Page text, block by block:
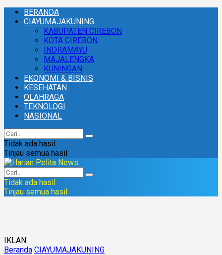
BERANDA
CIAYUMAJAKUNING
KABUPATEN CIREBON
KOTA CIREBON
INDRAMAYU
MAJALENGKA
KUNINGAN
EKONOMI & BISNIS
KESEHATAN
OLAHRAGA
TEKNOLOGI
NASIONAL
Tidak ada hasil
Tinjau semua hasil
Tidak ada hasil
Tinjau semua hasil
IKLAN
Beranda CIAYUMAJAKUNING